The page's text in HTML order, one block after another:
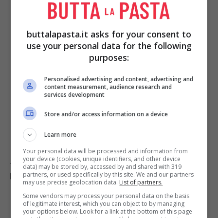
evaporare l'umidità residua. Poi, sposto la
minuti, attivando il grill. La combinazione
tra gli zuccheri caramellati della zucchina e
la farina di mais creerà una reazione di
Maillard da manuale: una crosticina dorata,
croccante fuori e piacevolmente fondente
all'interno.
Appena la togli dal forno, quando è ancora
bollente, fai così:
Il tocco aromatico e fresco:Grattugia
buttalapasta.it asks for your consent to
use your personal data for the following
purposes:
Personalised advertising and content, advertising and
content measurement, audience research and
services development
Store and/or access information on a device
Learn more
Your personal data will be processed and information from
your device (cookies, unique identifiers, and other device
data) may be stored by, accessed by and shared with 319
partners, or used specifically by this site. We and our partners
may use precise geolocation data. List of partners.
Some vendors may process your personal data on the basis
of legitimate interest, which you can object to by managing
your options below. Look for a link at the bottom of this page